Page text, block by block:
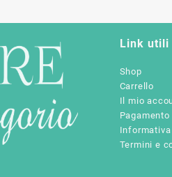
28,90 €
Link utili
Shop
Carrello
Il mio
Pagamento
Termini e